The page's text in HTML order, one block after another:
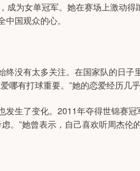
成为女单冠军。她在赛场上激动得
国观众的心。
终没有太多关注。在国家队的日
哪有打球重要。”她的恋爱经历几
发生了变化。2011年夺得世锦赛
。”她曾表示，自己喜欢听周杰